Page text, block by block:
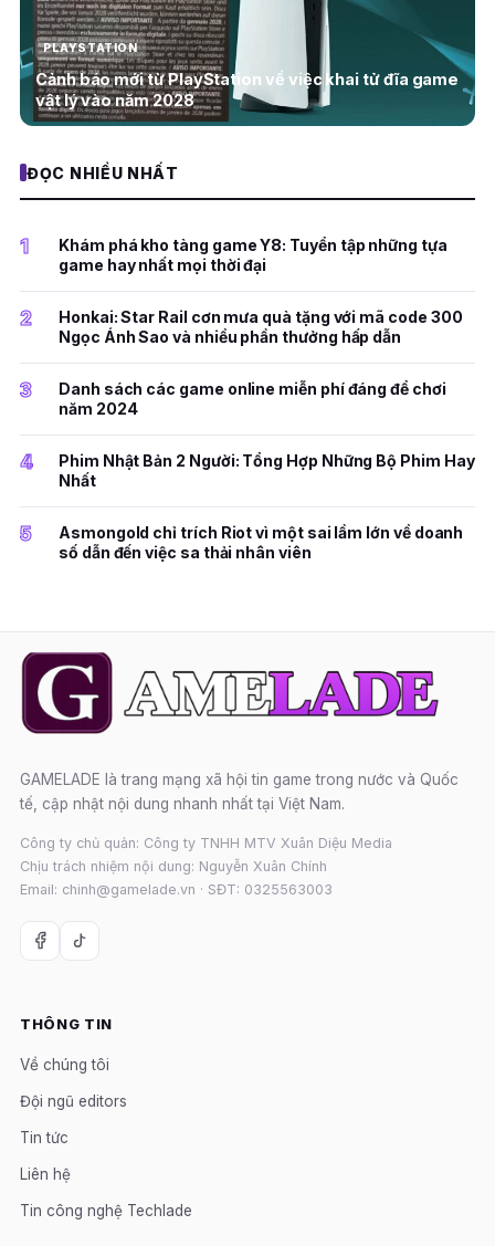
PLAYSTATION
Cảnh báo mới từ PlayStation về việc khai tử đĩa game
vật lý vào năm 2028
ĐỌC NHIỀU NHẤT
1
Khám phá kho tàng game Y8: Tuyển tập những tựa
game hay nhất mọi thời đại
2
Honkai: Star Rail cơn mưa quà tặng với mã code 300
Ngọc Ánh Sao và nhiều phần thưởng hấp dẫn
3
Danh sách các game online miễn phí đáng để chơi
năm 2024
4
Phim Nhật Bản 2 Người: Tổng Hợp Những Bộ Phim Hay
Nhất
5
Asmongold chỉ trích Riot vì một sai lầm lớn về doanh
số dẫn đến việc sa thải nhân viên
GAMELADE là trang mạng xã hội tin game trong nước và Quốc
tế, cập nhật nội dung nhanh nhất tại Việt Nam.
Công ty chủ quản: Công ty TNHH MTV Xuân Diệu Media
Chịu trách nhiệm nội dung: Nguyễn Xuân Chính
Email: chinh@gamelade.vn · SĐT: 0325563003
THÔNG TIN
Về chúng tôi
Đội ngũ editors
Tin tức
Liên hệ
Tin công nghệ Techlade